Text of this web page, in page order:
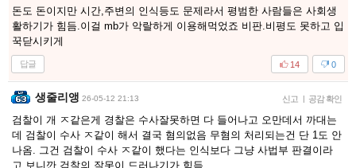
돈도 돈이지만 시간,주변의 인식등도 문제라서 평범한 사람들은 사회생
활하기가 힘듬.이걸 mb가 악랄하게 이용해먹었죠 비판.비평도 못하고 입
꾹닫시키게
답글 0
14
생줄리앵 26-05-12 21:13 신고 | 공감 확인
검찰이 개 ㅈ같은게 경찰은 수사잘못하면 다 들어나고 오만데서 까대는
데 검찰이 수사 ㅈ같이 해서 결국 혐의없음 무혐의 처리되는건 단 1도 안
나옴. 그건 검찰이 수사 ㅈ같이 했다는 인식보다 그냥 사법부 판결이라
고 보니깐 검찰의 잘못이 드러나기가 힘듬